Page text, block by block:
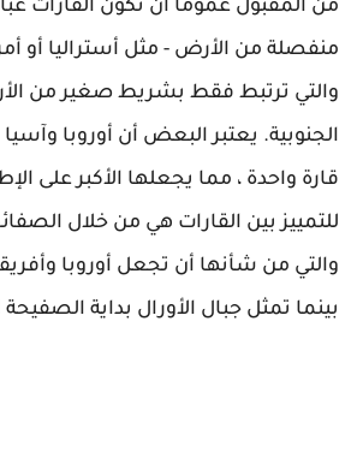
من المقبول عموما أن تكون القارات
منفصلة من الأرض - مثل أستراليا أو
والتي ترتبط فقط بشريط صغير من
الجنوبية. يعتبر البعض أن أوروبا
قارة واحدة ، مما يجعلها الأكبر على
للتمييز بين القارات هي من خلال
والتي من شأنها أن تجعل أوروبا
بينما تمثل جبال الأورال بداية الصفيحة